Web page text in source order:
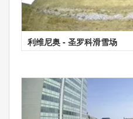
利维尼奥 - 圣罗科滑雪场